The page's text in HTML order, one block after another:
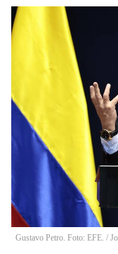
Gustavo Petro. Foto: EFE. /